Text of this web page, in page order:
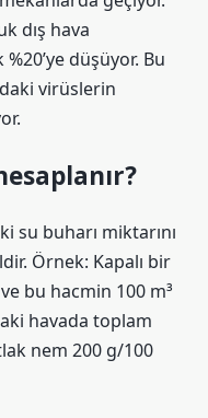
dış hava
%20’ye düşüyor. Bu
virüslerin
su buharı miktarını
Örnek: Kapalı bir
bu hacmin 100 m³
havada toplam
nem 200 g/100